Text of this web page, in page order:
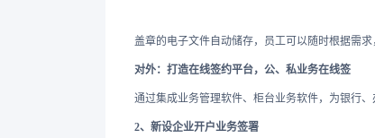
盖章的电子文件自动储存，员工可以随时根据需
对外：打造在线签约平台，公、私业务在线签
通过集成业务管理软件、柜台业务软件，为银行
2、新设企业开户业务签署